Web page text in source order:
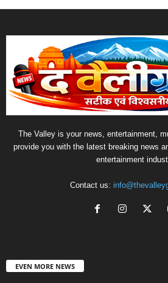
The Valley is your news, entertainment,
provide you with the latest breaking news
entertainment
Contact us:
EVEN MORE NEWS